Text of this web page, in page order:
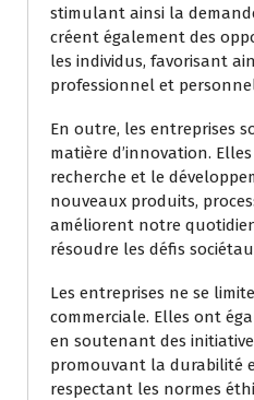
stimulant ainsi la
créent également des
les individus, favorisant
professionnel et
En outre, les entreprises
matière d’innovation.
recherche et le
nouveaux produits,
améliorent notre
résoudre les défis
Les entreprises ne se
commerciale. Elles ont
en soutenant des
promouvant la durabilité
respectant les normes